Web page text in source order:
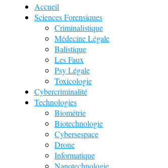
Accueil
Sciences Forensiques
Criminalistique
Médecine Légale
Balistique
Les Faux
Psy Légale
Toxicologie
Cybercriminalité
Technologies
Biométrie
Biotechnologie
Cybersespace
Drone
Informatique
Nanotechnologie